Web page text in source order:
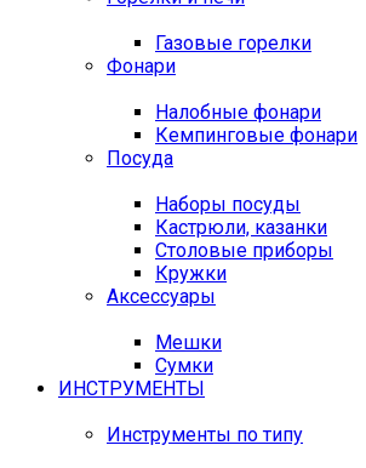
Газовые горелки
Фонари
Налобные фонари
Кемпинговые фонари
Посуда
Наборы посуды
Кастрюли, казанки
Столовые приборы
Кружки
Аксессуары
Мешки
Сумки
ИНСТРУМЕНТЫ
Инструменты по типу